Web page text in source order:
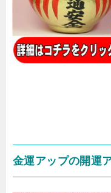
金運アップの開運